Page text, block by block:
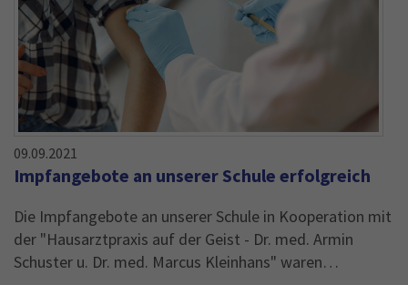
09.09.2021
Impfangebote an unserer Schule erfolgreich
Die Impfangebote an unserer Schule in Kooperation mit
der "Hausarztpraxis auf der Geist - Dr. med. Armin
Schuster u. Dr. med. Marcus Kleinhans" waren…